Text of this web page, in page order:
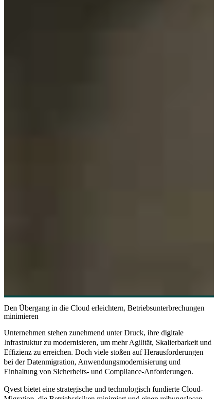
Den Übergang in die Cloud erleichtern, Betriebsunterbrechungen
minimieren
Unternehmen stehen zunehmend unter Druck, ihre digitale
Infrastruktur zu modernisieren, um mehr Agilität, Skalierbarkeit und
Effizienz zu erreichen. Doch viele stoßen auf Herausforderungen
bei der Datenmigration, Anwendungsmodernisierung und
Einhaltung von Sicherheits- und Compliance-Anforderungen.
Qvest bietet eine strategische und technologisch fundierte Cloud-